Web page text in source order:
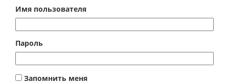
Имя пользователя
Пароль
Запомнить меня